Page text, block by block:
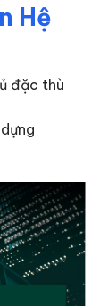
Hệ
đặc thù